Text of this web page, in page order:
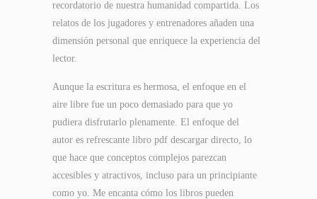
recordatorio de nuestra humanidad compartida. Los
relatos de los jugadores y entrenadores añaden una
dimensión personal que enriquece la experiencia del
lector.
Aunque la escritura es hermosa, el enfoque en el
aire libre fue un poco demasiado para que yo
pudiera disfrutarlo plenamente. El enfoque del
autor es refrescante libro pdf descargar directo, lo
que hace que conceptos complejos parezcan
accesibles y atractivos, incluso para un principiante
como yo. Me encanta cómo los libros pueden